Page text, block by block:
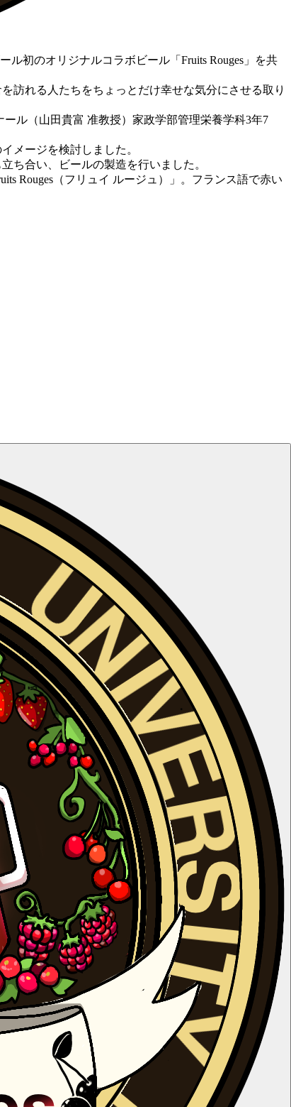
初のオリジナルコラボビール「Fruits Rouges」を共
訪れる人たちをちょっとだけ幸せな気分にさせる取り
ル（山田貴富 准教授）家政学部管理栄養学科3年7
メージを検討しました。
ち合い、ビールの製造を行いました。
Rouges（フリュイ ルージュ）」。フランス語で赤い